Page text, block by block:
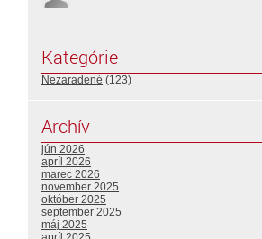
Kategórie
Nezaradené (123)
Archív
jún 2026
apríl 2026
marec 2026
november 2025
október 2025
september 2025
máj 2025